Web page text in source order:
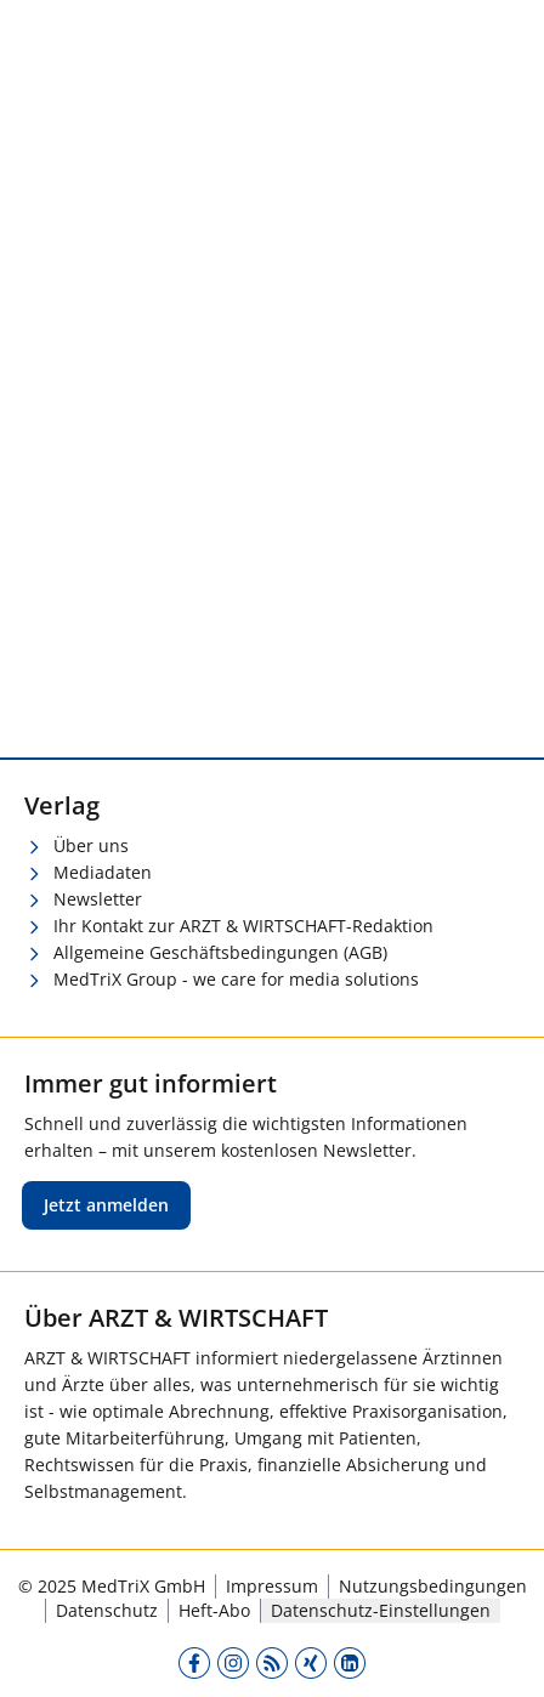
Verlag
Über uns
Mediadaten
Newsletter
Ihr Kontakt zur ARZT & WIRTSCHAFT-Redaktion
Allgemeine Geschäftsbedingungen (AGB)
MedTriX Group - we care for media solutions
Immer gut informiert
Schnell und zuverlässig die wichtigsten Informationen
erhalten – mit unserem kostenlosen Newsletter.
Jetzt anmelden
Über ARZT & WIRTSCHAFT
ARZT & WIRTSCHAFT informiert niedergelassene Ärztinnen
und Ärzte über alles, was unternehmerisch für sie wichtig
ist - wie optimale Abrechnung, effektive Praxisorganisation,
gute Mitarbeiterführung, Umgang mit Patienten,
Rechtswissen für die Praxis, finanzielle Absicherung und
Selbstmanagement.
© 2025 MedTriX GmbH Impressum
Nutzungsbedingungen
Datenschutz
Heft-Abo Datenschutz-Einstellungen